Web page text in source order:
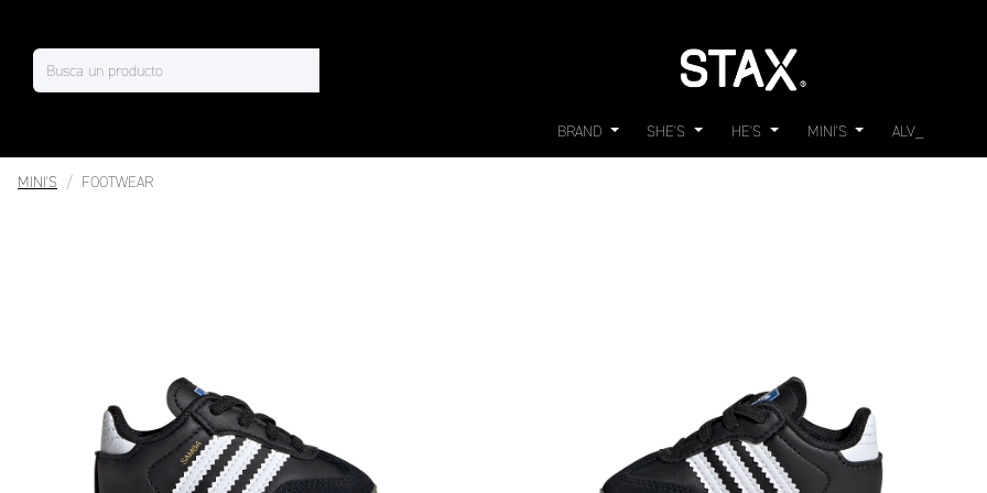
BRAND SHE'S HE'S MINI'S ALV_
MINI'S FOOTWEAR